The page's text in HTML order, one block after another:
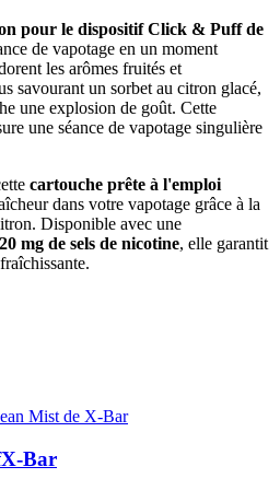
pour le dispositif Click & Puff de
de vapotage en un moment
les arômes fruités et
savourant un sorbet au citron glacé,
une explosion de goût. Cette
une séance de vapotage singulière
cartouche prête à l'emploi
dans votre vapotage grâce à la
Disponible avec une
mg de sels de nicotine, elle garantit
X-Bar